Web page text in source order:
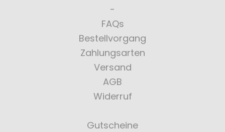
FAQs
Bestellvorgang
Zahlungsarten
Versand
AGB
Widerruf
Gutscheine